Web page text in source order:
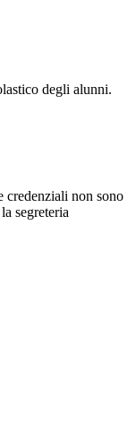
degli alunni.
credenziali non sono
segreteria